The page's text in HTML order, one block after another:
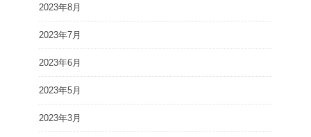
2023年8月
2023年7月
2023年6月
2023年5月
2023年3月